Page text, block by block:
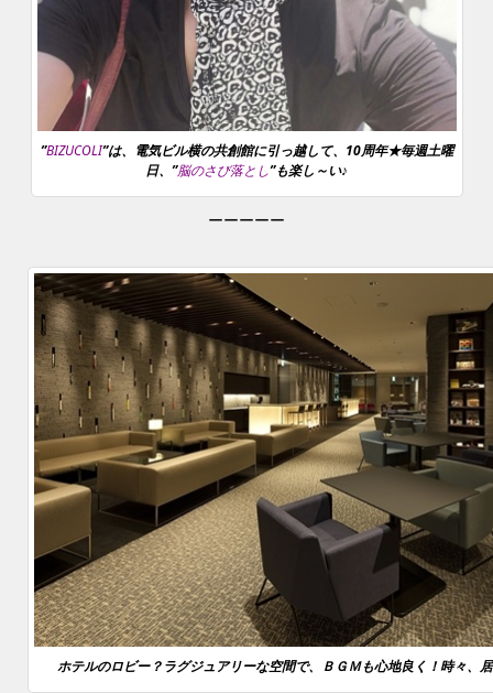
”BIZUCOLI”は、電気ビル横の共創館に引っ越して、10周年★毎週土曜
日、”脳のさび落とし”も楽し～い♪
ーーーーー
ホテルのロビー？ラグジュアリーな空間で、ＢＧＭも心地良く！時々、